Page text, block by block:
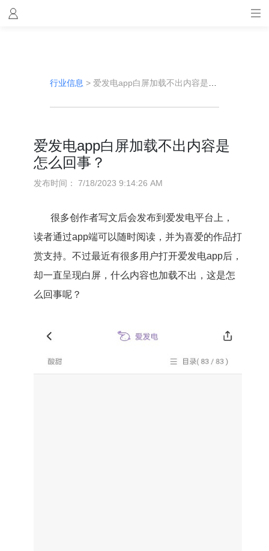
行业信息 > 爱发电app白屏加载不出内容是怎么回事？
爱发电app白屏加载不出内容是
怎么回事？
发布时间： 7/18/2023 9:14:26 AM
很多创作者写文后会发布到爱发电平台上，
读者通过app端可以随时阅读，并为喜爱的作品打
赏支持。不过最近有很多用户打开爱发电app后，
却一直呈现白屏，什么内容也加载不出，这是怎
么回事呢？